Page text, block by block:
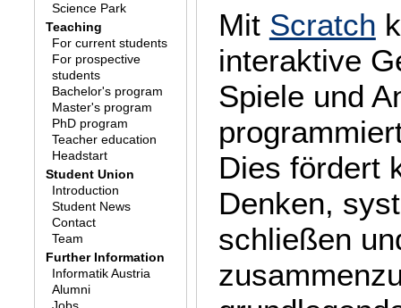
Science Park
Teaching
For current students
For prospective
students
Bachelor's program
Master's program
PhD program
Teacher education
Headstart
Student Union
Introduction
Student News
Contact
Team
Further Information
Informatik Austria
Alumni
Mit Scratch
interaktive
Spiele und
Dies fördert
Denken,
schließen